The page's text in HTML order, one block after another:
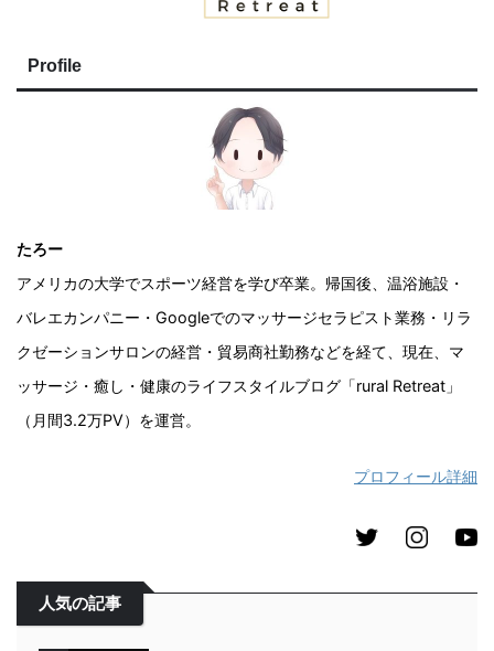
Profile
たろー
アメリカの大学でスポーツ経営を学び卒業。帰国後、温浴施設・
バレエカンパニー・Googleでのマッサージセラピスト業務・リラ
クゼーションサロンの経営・貿易商社勤務などを経て、現在、マ
ッサージ・癒し・健康のライフスタイルブログ「rural Retreat」
（月間3.2万PV）を運営。
プロフィール詳細
人気の記事